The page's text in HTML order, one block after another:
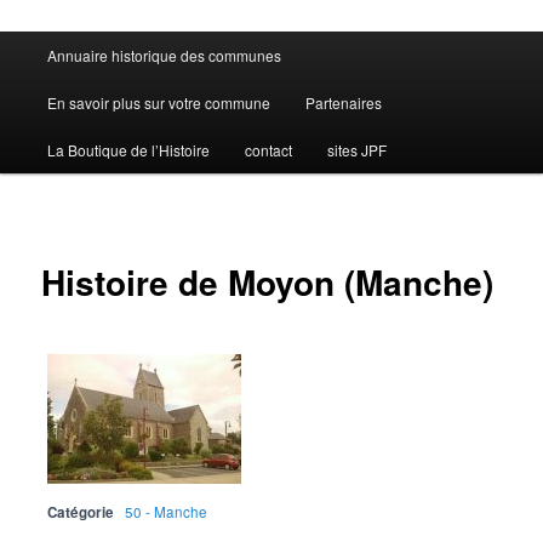
Menu
principal
Annuaire historique des communes
En savoir plus sur votre commune Partenaires
La Boutique de l’Histoire contact sites JPF
Histoire de Moyon (Manche)
Catégorie
50 - Manche